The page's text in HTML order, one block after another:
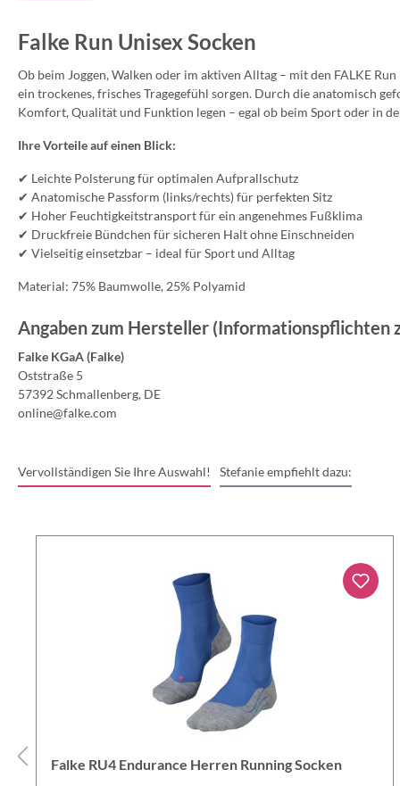
Falke Run Unisex Socken
Ob beim Joggen, Walken oder im aktiven Alltag – mit den FALKE
ein trockenes, frisches Tragegefühl sorgen. Durch die anatomisch
Komfort, Qualität und Funktion legen – egal ob beim Sport oder in
Ihre Vorteile auf einen Blick:
✔ Leichte Polsterung für optimalen Aufprallschutz
✔ Anatomische Passform (links/rechts) für perfekten Sitz
✔ Hoher Feuchtigkeitstransport für ein angenehmes Fußklima
✔ Druckfreie Bündchen für sicheren Halt ohne Einschneiden
✔ Vielseitig einsetzbar – ideal für Sport und Alltag
Material: 75% Baumwolle, 25% Polyamid
Angaben zum Hersteller (Informationspflichten
Falke KGaA (Falke)
Oststraße 5
57392 Schmallenberg, DE
online@falke.com
Vervollständigen Sie Ihre Auswahl! Stefanie empfiehlt dazu:
Falke RU4 Endurance Herren Running Socken